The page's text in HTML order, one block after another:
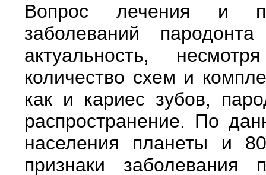
Вопрос лечения и
заболеваний
актуальность,
количество схем и
как и кариес зубов,
распространение. По
населения планеты и
признаки заболевания